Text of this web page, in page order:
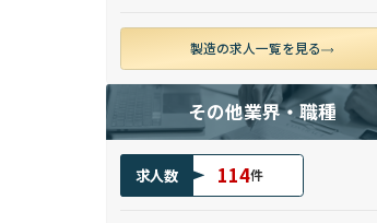
製造の求人一覧を見る
その他業界・職種
求人数 114件